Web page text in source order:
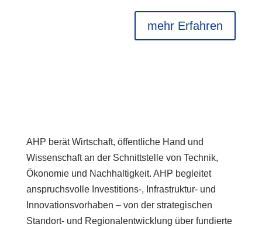
mehr Erfahren
AHP berät Wirtschaft, öffentliche Hand und
Wissenschaft an der Schnittstelle von Technik,
Ökonomie und Nachhaltigkeit. AHP begleitet
anspruchsvolle Investitions-, Infrastruktur- und
Innovationsvorhaben – von der strategischen
Standort- und Regionalentwicklung über fundierte